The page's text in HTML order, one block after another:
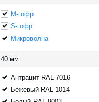
M-гофр
S-гофр
Микроволна
40 мм
Антрацит RAL 7016
Бежевый RAL 1014